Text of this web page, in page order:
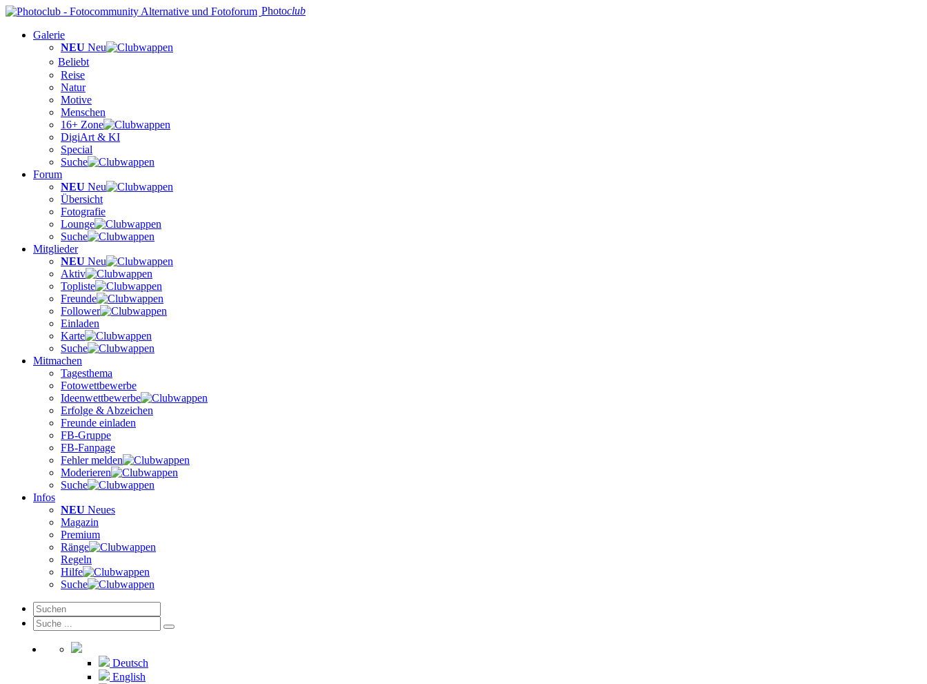
Photoclub
Galerie
NEU Neu
Beliebt
Reise
Natur
Motive
Menschen
16+ Zone
DigiArt & KI
Special
Suche
Forum
NEU Neu
Übersicht
Fotografie
Lounge
Suche
Mitglieder
NEU Neu
Aktiv
Topliste
Freunde
Follower
Einladen
Karte
Suche
Mitmachen
Tagesthema
Fotowettbewerbe
Ideenwettbewerbe
Erfolge & Abzeichen
Freunde einladen
FB-Gruppe
FB-Fanpage
Fehler melden
Moderieren
Suche
Infos
NEU Neues
Magazin
Premium
Ränge
Regeln
Hilfe
Suche
Deutsch
English